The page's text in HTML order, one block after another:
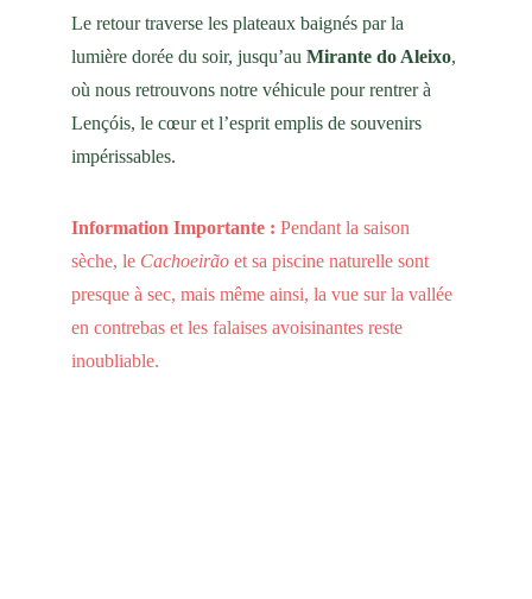
Le retour traverse les plateaux baignés par la
lumière dorée du soir, jusqu’au Mirante do Aleixo,
où nous retrouvons notre véhicule pour rentrer à
Lençóis, le cœur et l’esprit emplis de souvenirs
impérissables.
Information Importante : Pendant la saison
sèche, le Cachoeirão et sa piscine naturelle sont
presque à sec, mais même ainsi, la vue sur la vallée
en contrebas et les falaises avoisinantes reste
inoubliable.